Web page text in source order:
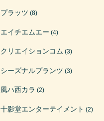
プラッツ (8)
エイチエムエー (4)
クリエイションコム (3)
シーズナルプランツ (3)
風ハ西カラ (2)
十影堂エンターテイメント (2)